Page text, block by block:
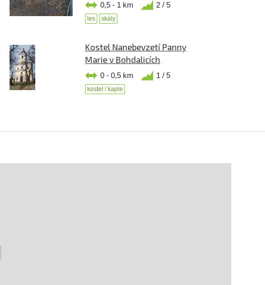
0,5 - 1 km 2 / 5
les skály
Kostel Nanebevzetí Panny
Marie v Bohdalicích
0 - 0,5 km 1 / 5
kostel / kaple